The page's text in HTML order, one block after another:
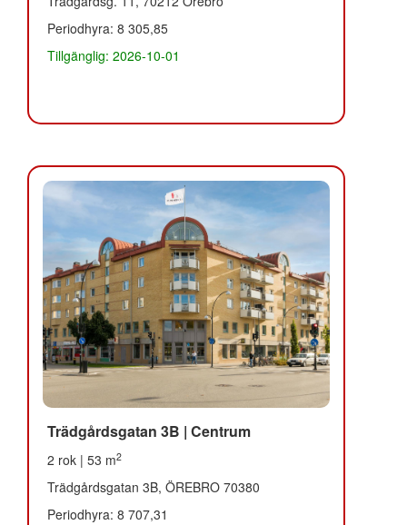
Periodhyra: 8 305,85
Tillgänglig: 2026-10-01
Trädgårdsgatan 3B | Centrum
2 rok | 53 m2
Trädgårdsgatan 3B, ÖREBRO 70380
Periodhyra: 8 707,31